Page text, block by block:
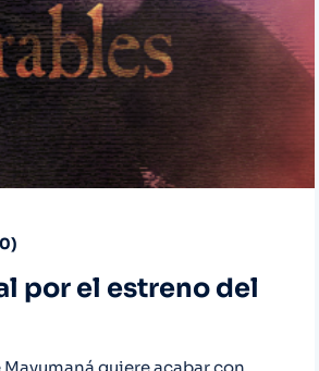
0)
por el estreno del